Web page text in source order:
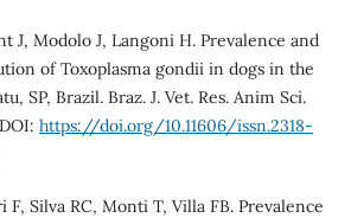
J, Modolo J, Langoni H. Prevalence and
of Toxoplasma gondii in dogs in the
SP, Brazil. Braz. J. Vet. Res. Anim Sci.
https://doi.org/10.11606/issn.2318-
F, Silva RC, Monti T, Villa FB. Prevalence